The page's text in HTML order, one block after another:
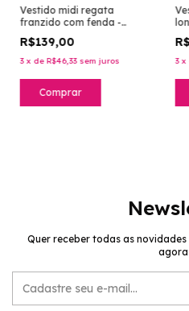
Vestido midi regata
franzido com fenda -
R$139,00
3 x de R$46,33 sem juros
Comprar
3 x
Quer receber todas as novidades
agora